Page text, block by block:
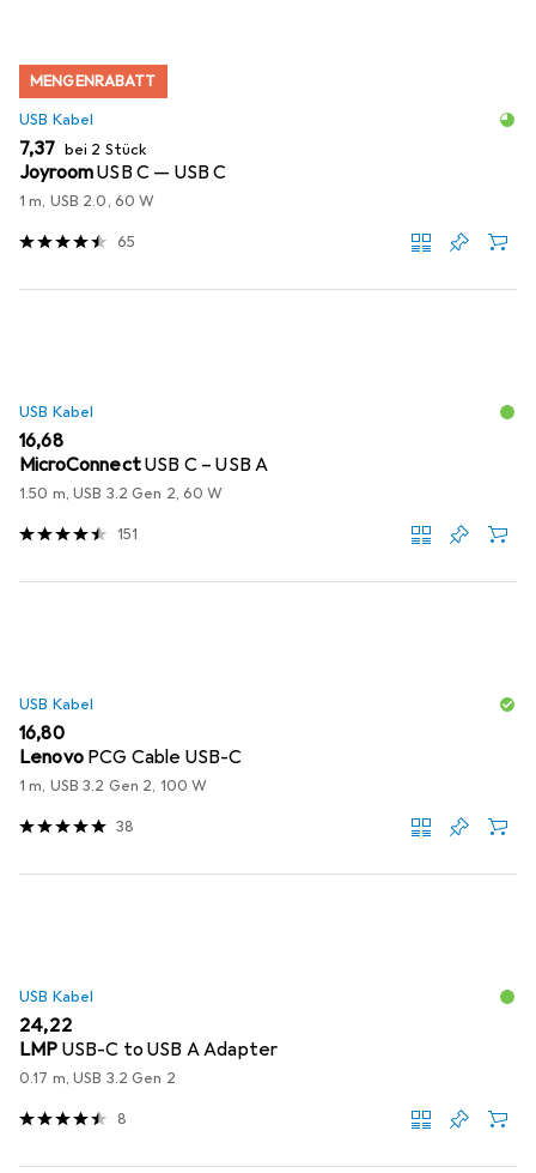
MENGENRABATT
USB Kabel
EUR
7,37 bei 2 Stück
JoyroomUSB C — USB C
1 m, USB 2.0, 60 W
65
USB Kabel
EUR
16,68
MicroConnectUSB C – USB A
1.50 m, USB 3.2 Gen 2, 60 W
151
USB Kabel
EUR
16,80
Lenovo PCG Cable USB-C
1 m, USB 3.2 Gen 2, 100 W
38
USB Kabel
EUR
24,22
LMP USB-C to USB A Adapter
0.17 m, USB 3.2 Gen 2
8